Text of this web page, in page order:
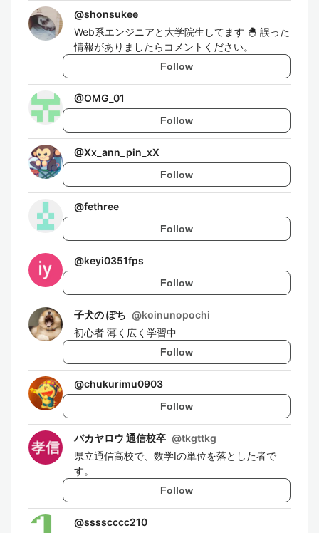
@shonsukee
Web系エンジニアと大学院生してます 🐣 誤った
情報がありましたらコメントください。
Follow
@OMG_01
Follow
@Xx_ann_pin_xX
Follow
@fethree
Follow
@keyi0351fps
Follow
子犬の ぽち @koinunopochi
初心者 薄く広く学習中
Follow
@chukurimu0903
Follow
バカヤロウ 通信校卒 @tkgttkg
県立通信高校で、数学Ⅰの単位を落とした者で
す。
Follow
@sssscccc210